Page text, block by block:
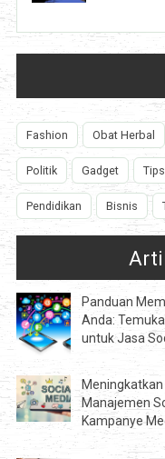
Fashion Obat Herbal
Politik Gadget Tips
Pendidikan Bisnis
Panduan
Anda:
untuk Jasa
Manajemen
Kampanye